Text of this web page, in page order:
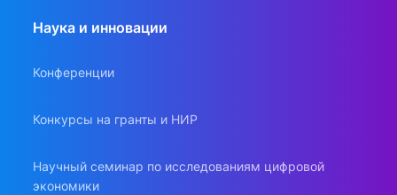
Наука и инновации
Конференции
Конкурсы на гранты и НИР
Научный семинар по исследованиям цифровой
экономики